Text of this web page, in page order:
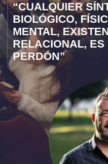
“CUALQUIER
BIOLÓGICO,
MENTAL,
RELACIONAL, ES
PERDÓN”